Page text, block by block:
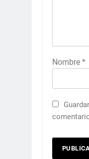
Nombre *